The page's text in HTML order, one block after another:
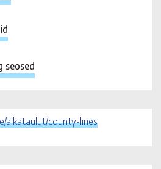
seosed
aikataulut/county-lines